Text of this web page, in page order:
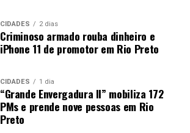
CIDADES 2 dias
Criminoso armado rouba dinheiro e
iPhone 11 de promotor em Rio Preto
CIDADES 1 dia
“Grande Envergadura II” mobiliza 172
PMs e prende nove pessoas em Rio
Preto